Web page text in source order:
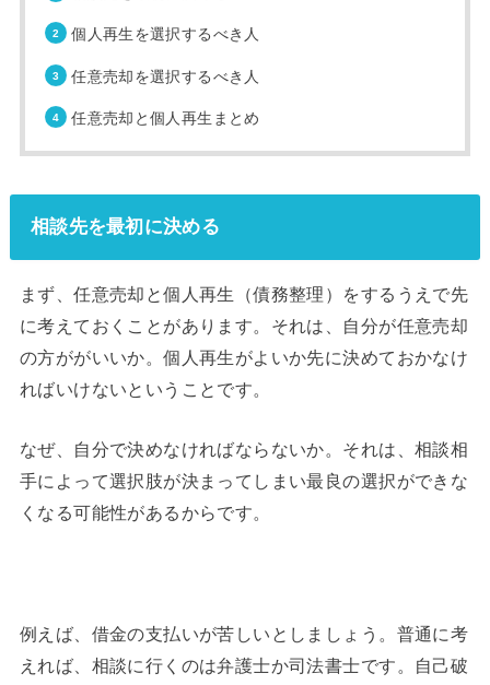
個人再生を選択するべき人
任意売却を選択するべき人
任意売却と個人再生まとめ
相談先を最初に決める
まず、任意売却と個人再生（債務整理）をするうえで先
に考えておくことがあります。それは、自分が任意売却
の方ががいいか。個人再生がよいか先に決めておかなけ
ればいけないということです。
なぜ、自分で決めなければならないか。それは、相談相
手によって選択肢が決まってしまい最良の選択ができな
くなる可能性があるからです。
例えば、借金の支払いが苦しいとしましょう。普通に考
えれば、相談に行くのは弁護士か司法書士です。自己破